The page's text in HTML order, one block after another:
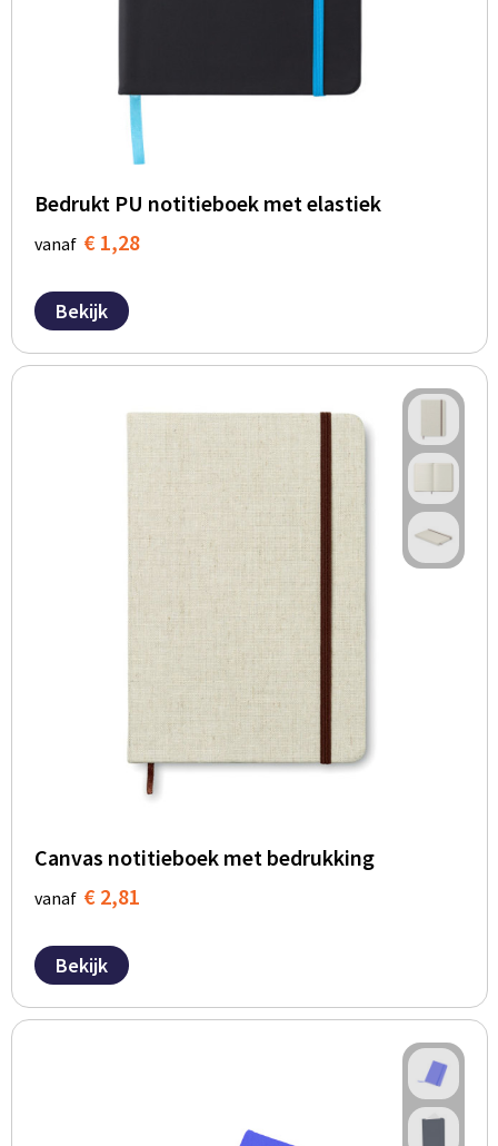
Bedrukt PU notitieboek met elastiek
vanaf € 1,28
Bekijk
Canvas notitieboek met bedrukking
vanaf € 2,81
Bekijk